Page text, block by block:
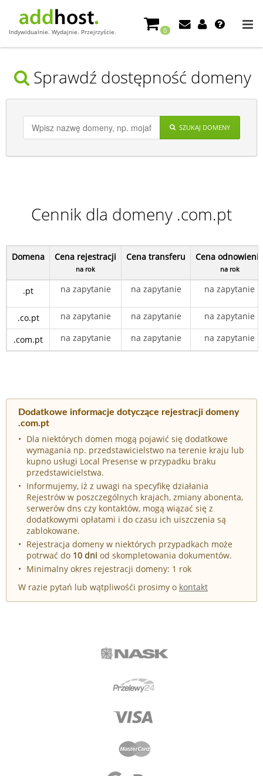
Indywidualnie. Wydajnie. Przejrzyście. 0
Sprawdź dostępność domeny
SZUKAJ DOMENY
Cennik dla domeny .com.pt
Domena Cena rejestracji
na rok
Cena transferu Cena odnowienia
na rok
.pt na zapytanie na zapytanie na zapytanie
.co.pt na zapytanie na zapytanie na zapytanie
.com.pt na zapytanie na zapytanie na zapytanie
Dodatkowe informacje dotyczące rejestracji domeny
.com.pt
Dla niektórych domen mogą pojawić się dodatkowe
wymagania np. przedstawicielstwo na terenie kraju lub
kupno usługi Local Presense w przypadku braku
przedstawicielstwa.
Informujemy, iż z uwagi na specyfikę działania
Rejestrów w poszczególnych krajach, zmiany abonenta,
serwerów dns czy kontaktów, mogą wiązać się z
dodatkowymi opłatami i do czasu ich uiszczenia są
zablokowane.
Rejestracja domeny w niektórych przypadkach może
potrwać do 10 dni od skompletowania dokumentów.
Minimalny okres rejestracji domeny: 1 rok
W razie pytań lub wątpliwośći prosimy o kontakt